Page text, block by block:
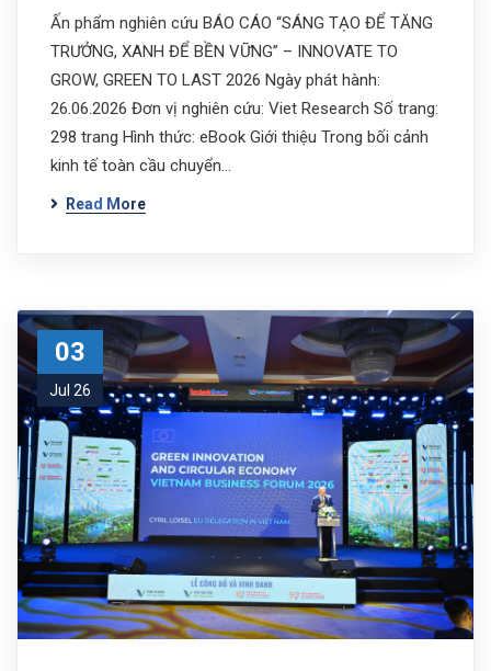
Ấn phẩm nghiên cứu BÁO CÁO “SÁNG TẠO ĐỂ TĂNG
TRƯỞNG, XANH ĐỂ BỀN VỮNG” – INNOVATE TO
GROW, GREEN TO LAST 2026 Ngày phát hành:
26.06.2026 Đơn vị nghiên cứu: Viet Research Số trang:
298 trang Hình thức: eBook Giới thiệu Trong bối cảnh
kinh tế toàn cầu chuyển…
Read More
03
Jul 26